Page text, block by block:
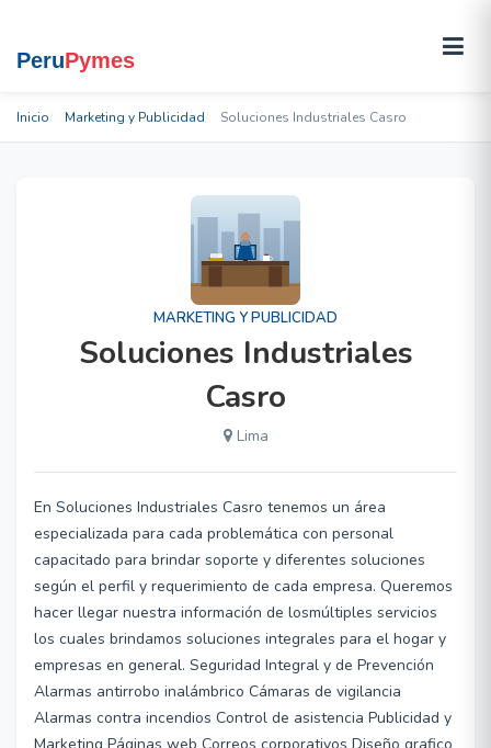
Inicio Marketing y Publicidad Soluciones Industriales Casro
MARKETING Y PUBLICIDAD
Soluciones Industriales
Casro
Lima
En Soluciones Industriales Casro tenemos un área
especializada para cada problemática con personal
capacitado para brindar soporte y diferentes soluciones
según el perfil y requerimiento de cada empresa. Queremos
hacer llegar nuestra información de losmúltiples servicios
los cuales brindamos soluciones integrales para el hogar y
empresas en general. Seguridad Integral y de Prevención
Alarmas antirrobo inalámbrico Cámaras de vigilancia
Alarmas contra incendios Control de asistencia Publicidad y